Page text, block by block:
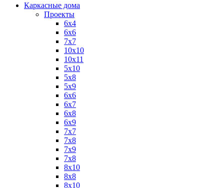
Каркасные дома
Проекты
6х4
6х6
7х7
10х10
10х11
5х10
5х8
5х9
6x6
6x7
6x8
6x9
7x7
7x8
7x9
7х8
8x10
8x8
8х10